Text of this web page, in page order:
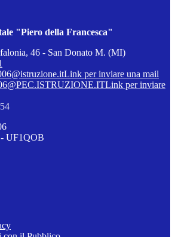
"Piero della Francesca"
46 - San Donato M. (MI)
Link per inviare una mail
Link per inviare
UF1QOB